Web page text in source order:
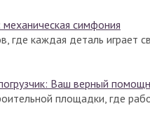
симфония
где каждая деталь играет
Ваш верный
площадки, где